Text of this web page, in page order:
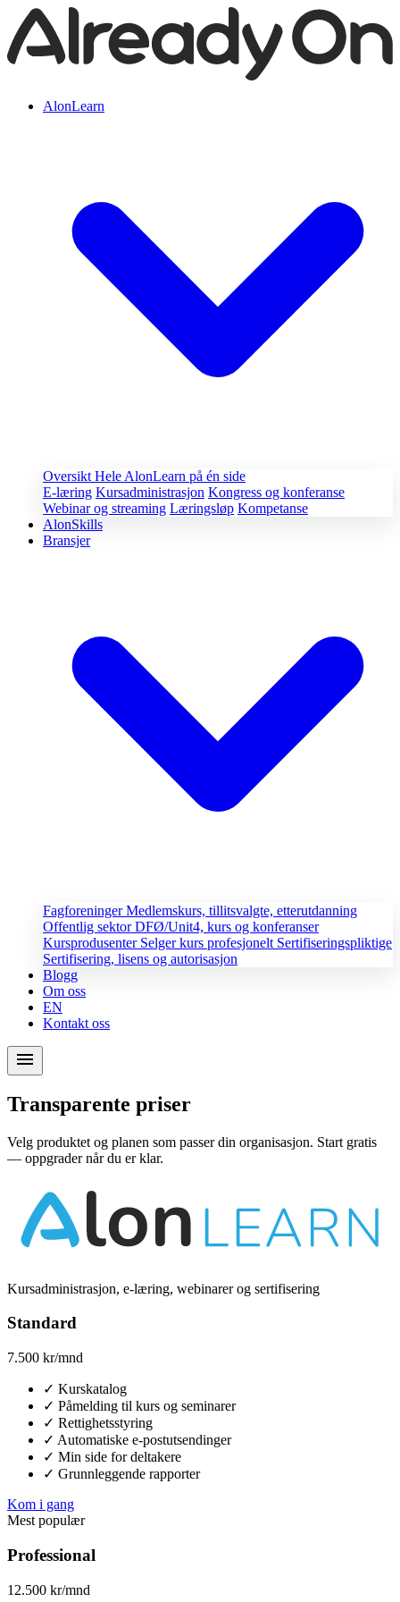
AlonLearn
Oversikt Hele AlonLearn på én side
E-læring Kursadministrasjon Kongress og konferanse
Webinar og streaming Læringsløp Kompetanse
AlonSkills
Bransjer
FagforeningerMedlemskurs, tillitsvalgte, etterutdanning
Offentlig sektorDFØ/Unit4, kurs og konferanser
Kursprodusenter Selger kurs profesjonelt Sertifiseringspliktige
Sertifisering, lisens og autorisasjon
Blogg
Om oss
EN
Kontakt oss
menu
Transparente priser
Velg produktet og planen som passer din organisasjon. Start gratis
— oppgrader når du er klar.
Kursadministrasjon, e-læring, webinarer og sertifisering
Standard
7.500 kr/mnd
✓ Kurskatalog
✓ Påmelding til kurs og seminarer
✓ Rettighetsstyring
✓ Automatiske e-postutsendinger
✓ Min side for deltakere
✓ Grunnleggende rapporter
Kom i gang
Mest populær
Professional
12.500 kr/mnd